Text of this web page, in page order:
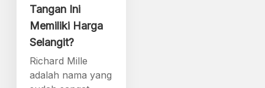
Tangan Ini
Memiliki Harga
Selangit?
Richard Mille
adalah nama yang